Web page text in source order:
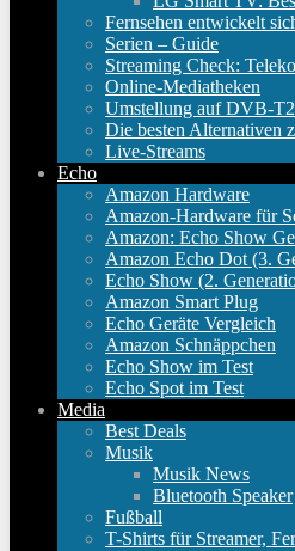
Fernsehen entwickelt
Serien – Guide
Streaming Check:
Online-Mediatheken
Umstellung auf DVB-
Die besten Alternativen
Live-Streams
Echo
Amazon Hardware
Amazon-Hardware für
Amazon: Echo Show
Amazon Echo Dot (3.
Echo Show (2.
Amazon Smart Plug
Echo Geräte Vergleich
Amazon Schnäppchen
Echo Show im Test
Echo Spot im Test
Media
Best Deals
Musik
Musik News
Bluetooth Speaker
Fußball
T-Shirts für Streamer,